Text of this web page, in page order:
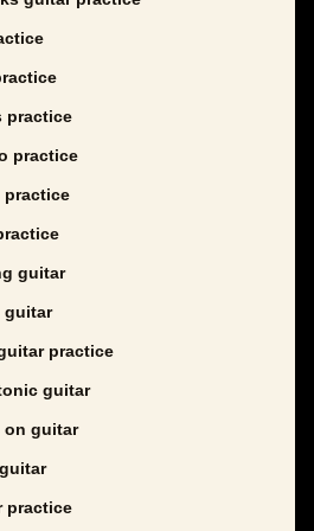
practice
practice
practice
guitar
guitar
practice
guitar
on guitar
practice